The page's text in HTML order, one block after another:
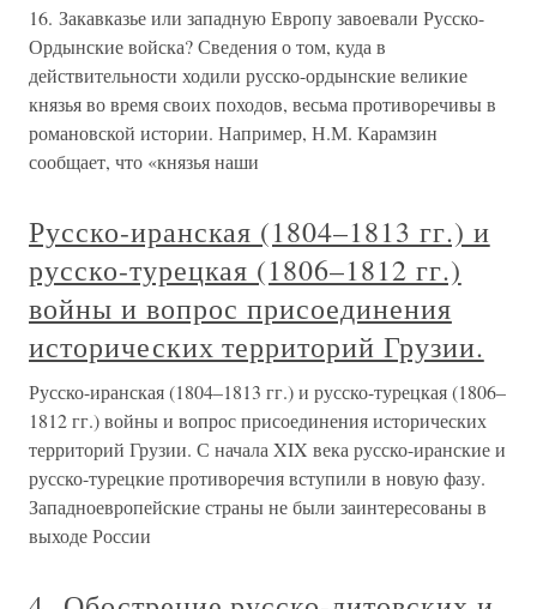
16. Закавказье или западную Европу завоевали Русско-
Ордынские войска? Сведения о том, куда в
действительности ходили русско-ордынские великие
князья во время своих походов, весьма противоречивы в
романовской истории. Например, Н.М. Карамзин
сообщает, что «князья наши
Русско-иранская (1804–1813 гг.) и
русско-турецкая (1806–1812 гг.)
войны и вопрос присоединения
исторических территорий Грузии.
Русско-иранская (1804–1813 гг.) и русско-турецкая (1806–
1812 гг.) войны и вопрос присоединения исторических
территорий Грузии. С начала XIX века русско-иранские и
русско-турецкие противоречия вступили в новую фазу.
Западноевропейские страны не были заинтересованы в
выходе России